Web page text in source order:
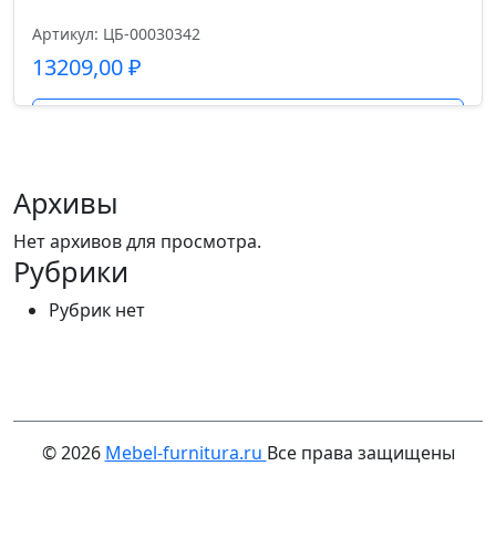
Артикул: ЦБ-00030342
13209,00₽
Архивы
Нет архивов для просмотра.
Рубрики
Рубрик нет
© 2026 Mebel-furnitura.ru Все права защищены